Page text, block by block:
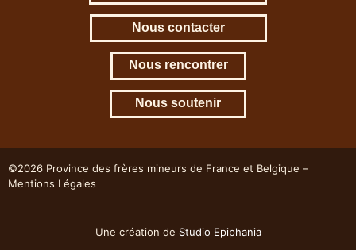
Nous contacter
Nous rencontrer
Nous soutenir
©2026 Province des frères mineurs de France et Belgique –
Mentions Légales
Une création de Studio Epiphania